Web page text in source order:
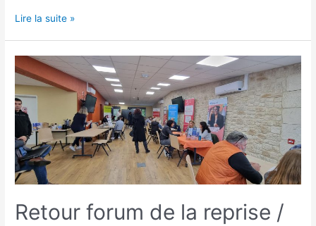
Lire la suite »
Retour forum de la reprise /